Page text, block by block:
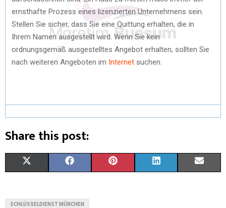
ernsthafte Prozess eines lizenzierten Unternehmens sein.
Stellen Sie sicher, dass Sie eine Quittung erhalten, die in
Ihrem Namen ausgestellt wird. Wenn Sie kein
ordnungsgemäß ausgestelltes Angebot erhalten, sollten Sie
nach weiteren Angeboten im Internet suchen.
Share this post:
SCHLÜSSELDIENST MÜNCHEN